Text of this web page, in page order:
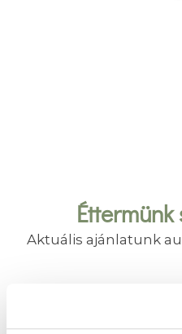
Aktuális ajánlatunk